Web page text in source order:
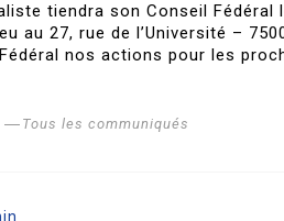
tiendra son Conseil Fédéral
au 27, rue de l’Université –
nos actions pour les
Tous les communiqués